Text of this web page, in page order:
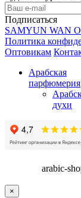
Подписаться
SAMYUN
Политика
Оптовикам
Арабская
парфюмерия
духи
arabic-
×